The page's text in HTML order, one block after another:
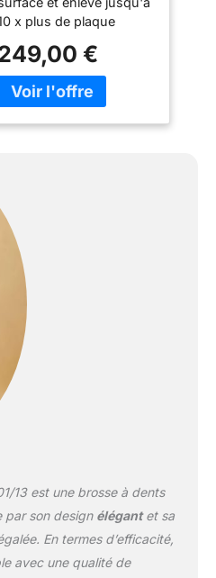
Connectée,
intelligents de tête
brosse, 4 modes
3 réglages
d'intensité - Noir
x plus de plaque
: doux,
intense + 4
modes Grâce à
de
changement de la tête de
brosse avec la
technologie BrushSync
Indicateur de batterie /
d'autonomie Cette
brosse à dents bénéficie
de la technologie
Amazon Dash
que vous
de brosse lorsqu'il
nécessaire de les
remplacer.
€
13 est une brosse à dents
par son design élégantet sa
En termes d’efficacité,
avec une qualité de